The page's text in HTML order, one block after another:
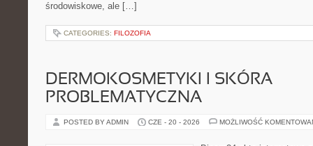
środowiskowe, ale […]
CATEGORIES: FILOZOFIA
DERMOKOSMETYKI I SKÓRA
PROBLEMATYCZNA
POSTED BY ADMIN CZE - 20 - 2026 MOŻLIWOŚĆ